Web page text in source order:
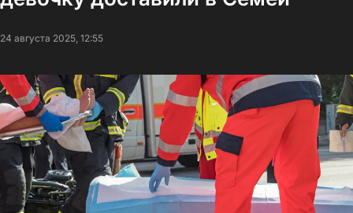
24 августа 2025, 12:55